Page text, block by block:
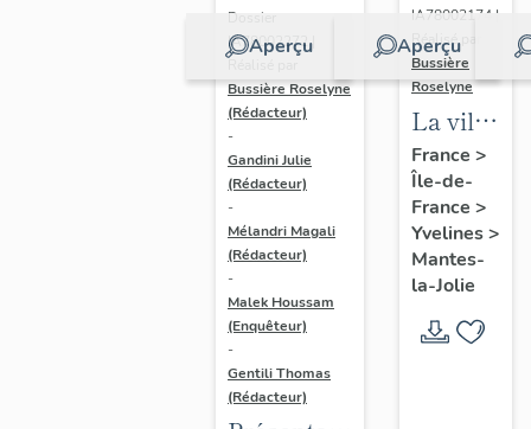
Aperçu
Dossier
IA78002272 |
Bussière Roselyne
(Rédacteur)
-
Gandini Julie
(Rédacteur)
-
Mélandri Magali
(Rédacteur)
-
Malek Houssam
(Enquêteur)
-
Gentili Thomas
(Rédacteur)
Aperçu
IA78002174 |
Réalisé par
Bussière
Roselyne
La ville
de
Mantes-
la-Jolie
France >
Île-de-
France >
Yvelines>
Mantes-
la-Jolie